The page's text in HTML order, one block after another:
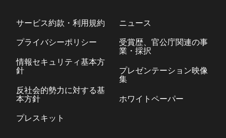
サービス約款・利用規約
プライバシーポリシー
情報セキュリティ基本方
針
反社会的勢力に対する基
本方針
プレスキット
ニュース
受賞歴、官公庁関連の事
業・採択
プレゼンテーション映像
集
ホワイトペーパー